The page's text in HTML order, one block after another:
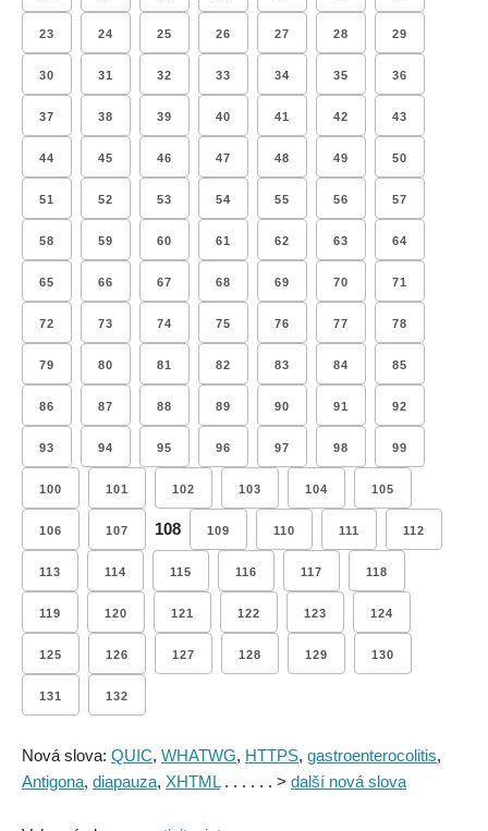
23 24 25 26 27 28 29
30 31 32 33 34 35 36
37 38 39 40 41 42 43
44 45 46 47 48 49 50
51 52 53 54 55 56 57
58 59 60 61 62 63 64
65 66 67 68 69 70 71
72 73 74 75 76 77 78
79 80 81 82 83 84 85
86 87 88 89 90 91 92
93 94 95 96 97 98 99
100 101 102 103 104 105
106 107 108 109 110 111 112
113 114 115 116 117 118
119 120 121 122 123 124
125 126 127 128 129 130
131 132
Nová slova: QUIC, WHATWG, HTTPS, gastroenterocolitis,
Antigona, diapauza, XHTML. . . . . . > další nová slova